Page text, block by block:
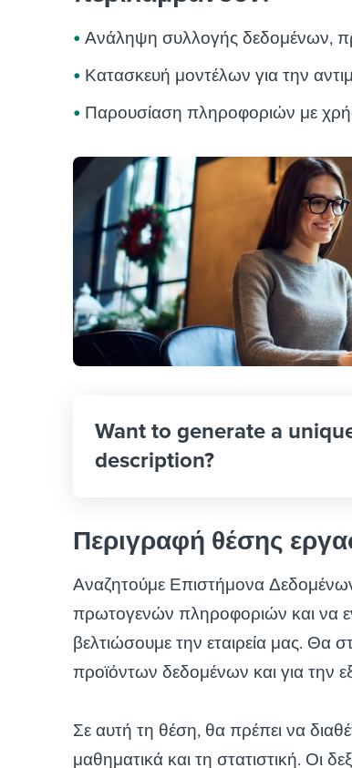
Ανάληψη συλλογής δεδομένων,
Κατασκευή μοντέλων για την
Παρουσίαση πληροφοριών με
Want to generate a
description?
Περιγραφή θέσης
Αναζητούμε Επιστήμονα
πρωτογενών πληροφοριών και να
βελτιώσουμε την εταιρεία μας. Θα
προϊόντων δεδομένων και για την
Σε αυτή τη θέση, θα πρέπει να
μαθηματικά και τη στατιστική. Οι